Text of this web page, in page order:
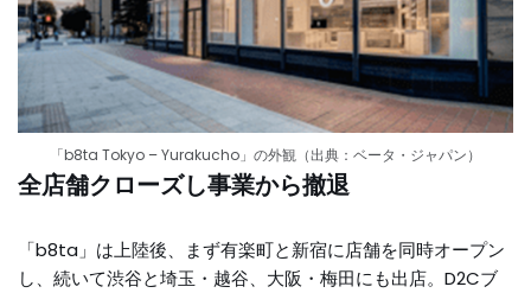
「b8ta Tokyo – Yurakucho」の外観（出典：ベータ・ジャパン）
全店舗クローズし事業から撤退
「b8ta」は上陸後、まず有楽町と新宿に店舗を同時オープン
し、続いて渋谷と埼玉・越谷、大阪・梅田にも出店。D2Cブ